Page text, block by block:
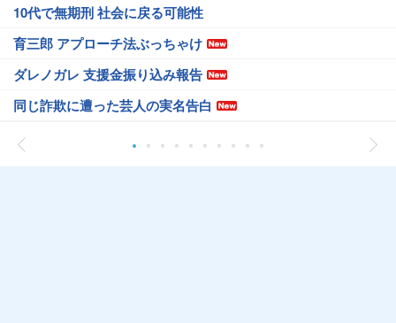
10代で無期刑 社会に戻る可能性
育三郎 アプローチ法ぶっちゃけ
ダレノガレ 支援金振り込み報告
同じ詐欺に遭った芸人の実名告白